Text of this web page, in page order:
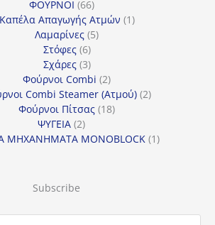
ΦΟΥΡΝΟΙ 6666
προϊόντα
Καπέλα Απαγωγής Ατμών 11
Λαμαρίνες 55
Στόφες 66
προϊόντα
Σχάρες 33
προϊόντα
Φούρνοι Combi 22
προϊόντα
Combi Steamer (Ατμού) 22
Φούρνοι Πίτσας 1818
ΨΥΓΕΙΑ 22
προϊόντα
ΜΗΧΑΝΗΜΑΤΑ MONOBLOCK 11
Subscribe